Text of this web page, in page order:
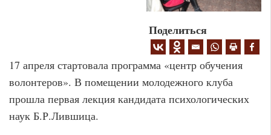
n
Поделиться
17 апреля стартовала программа «центр обучения
волонтеров». В помещении молодежного клуба
прошла первая лекция кандидата психологических
наук Б.Р.Лившица.